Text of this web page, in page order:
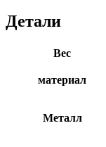
Детали
Вес
материал
Металл